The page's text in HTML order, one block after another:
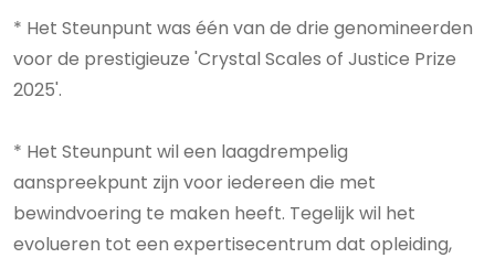
* Het Steunpunt was één van de drie genomineerden
voor de prestigieuze 'Crystal Scales of Justice Prize
2025'.
* Het Steunpunt wil een laagdrempelig
aanspreekpunt zijn voor iedereen die met
bewindvoering te maken heeft. Tegelijk wil het
evolueren tot een expertisecentrum dat opleiding,